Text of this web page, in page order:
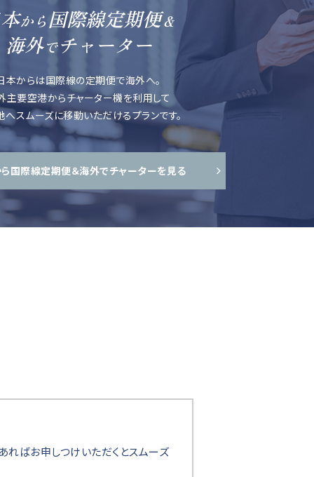
から国際線定期便＆
海外でチャーター
本からは国際線の定期便で海外へ。
主要空港からチャーター機を利用して
へスムーズに移動いただけるプランです。
国際線定期便＆海外でチャーターを見る
ればお申しつけいただくとスムーズ